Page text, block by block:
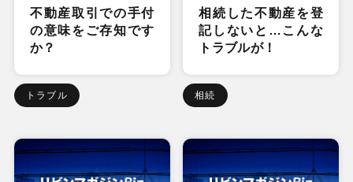
不動産取引での手付
の意味をご存知です
か？
トラブル
相続した不動産を登
記しないと…こんな
トラブルが！
相続